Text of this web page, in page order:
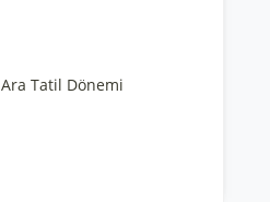
Ara Tatil Dönemi